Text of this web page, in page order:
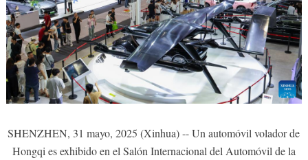
SHENZHEN, 31 mayo, 2025 (Xinhua) -- Un automóvil volador de
Hongqi es exhibido en el Salón Internacional del Automóvil de la